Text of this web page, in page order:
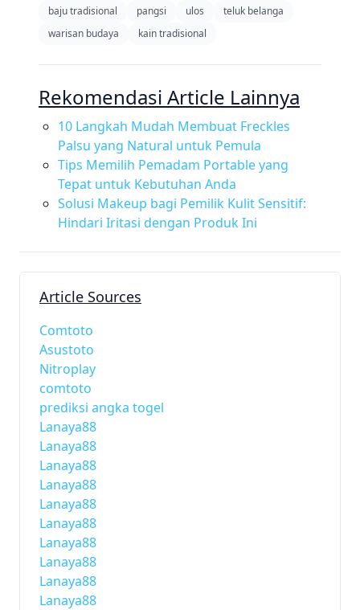
baju tradisional pangsi ulos
teluk belanga
warisan budaya
kain tradisional
Rekomendasi Article Lainnya
10 Langkah Mudah Membuat Freckles
Palsu yang Natural untuk Pemula
Tips Memilih Pemadam Portable yang
Tepat untuk Kebutuhan Anda
Solusi Makeup bagi Pemilik Kulit Sensitif:
Hindari Iritasi dengan Produk Ini
Article Sources
Comtoto
Asustoto
Nitroplay
comtoto
prediksi angka togel
Lanaya88
Lanaya88
Lanaya88
Lanaya88
Lanaya88
Lanaya88
Lanaya88
Lanaya88
Lanaya88
Lanaya88